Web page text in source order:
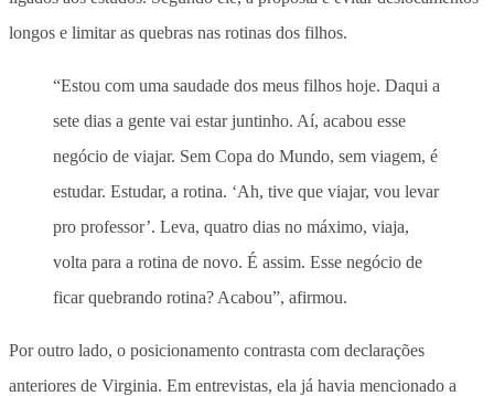
longos e limitar as quebras nas rotinas dos filhos.
“Estou com uma saudade dos meus filhos hoje. Daqui a
sete dias a gente vai estar juntinho. Aí, acabou esse
negócio de viajar. Sem Copa do Mundo, sem viagem, é
estudar. Estudar, a rotina. ‘Ah, tive que viajar, vou levar
pro professor’. Leva, quatro dias no máximo, viaja,
volta para a rotina de novo. É assim. Esse negócio de
ficar quebrando rotina? Acabou”, afirmou.
Por outro lado, o posicionamento contrasta com declarações
anteriores de Virginia. Em entrevistas, ela já havia mencionado a